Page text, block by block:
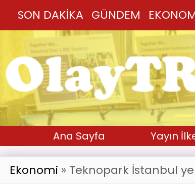
SON DAKİKA GÜNDEM
Ana Sayfa Yayın
Ekonomi » Teknopark İstanbul